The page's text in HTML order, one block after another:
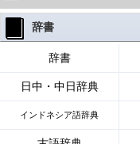
辞書
辞書
日中・中日辞典
インドネシア語辞典